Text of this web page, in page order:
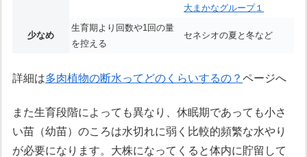
大まかなグループ１
少なめ
生育期より回数や1回の量
を控える
セネシオの夏と冬など
詳細は多肉植物の断水ってどのくらいするの？ページへ
また生育段階によっても異なり、休眠期であっても小さ
い苗（幼苗）のころは水切れに弱く比較的頻繁な水やり
が必要になります。大株になってくると体内に貯留して